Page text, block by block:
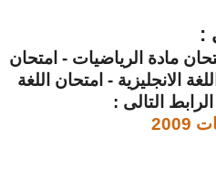
:
مادة الرياضيات - امتحان
الانجليزية - امتحان اللغة
التالى :